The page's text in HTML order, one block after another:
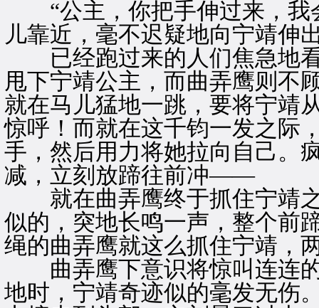
“公主，你把手伸过来，我
儿靠近，毫不迟疑地向宁靖伸
已经跑过来的人们焦急地
甩下宁靖公主，而曲弄鹰则不
就在马儿猛地一跳，要将宁靖
惊呼！而就在这千钧一发之际
手，然后用力将她拉向自己。
减，立刻放蹄往前冲——
就在曲弄鹰终于抓住宁靖之
似的，突地长鸣一声，整个前
绳的曲弄鹰就这么抓住宁靖，
曲弄鹰下意识将惊叫连连的
地时，宁靖奇迹似的毫发无伤